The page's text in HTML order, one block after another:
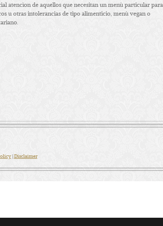
atencìon de aquellos que necesitan un menù particular para
u otras intolerancias de tipo alimenticio, menù vegan o
|Disclaimer